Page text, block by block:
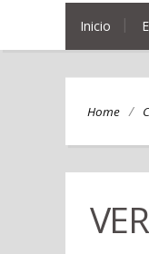
Inicio
Home /